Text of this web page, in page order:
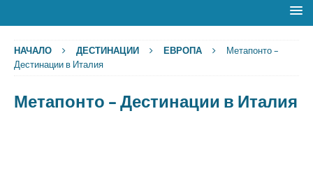
НАЧАЛО ДЕСТИНАЦИИ ЕВРОПА
Метапонто –
Дестинации в Италия
Метапонто – Дестинации в Италия